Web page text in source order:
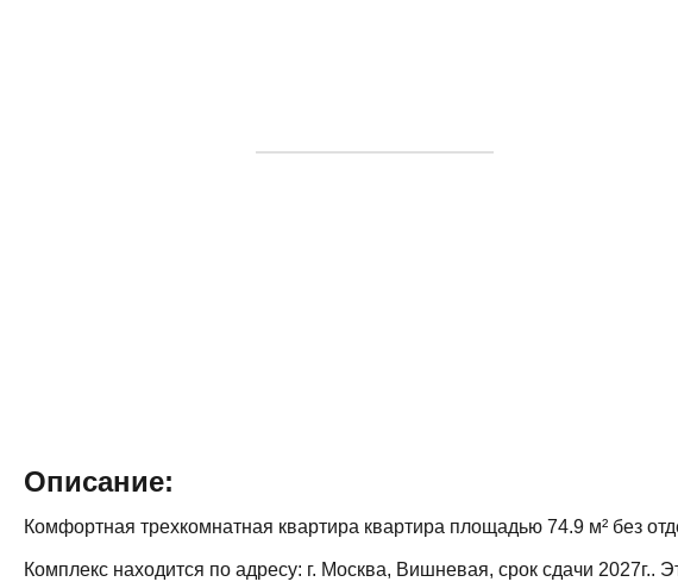
Описание:
Комфортная трехкомнатная квартира квартира площадью 74.9 м² без
Комплекс находится по адресу: г. Москва, Вишневая, срок сдачи 2027г..